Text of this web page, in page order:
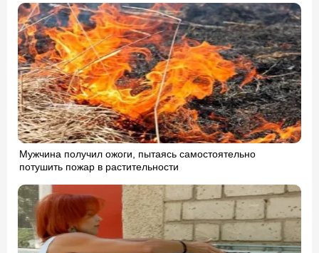
Мужчина получил ожоги, пытаясь самостоятельно
потушить пожар в растительности